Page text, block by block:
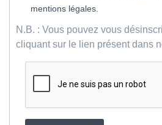
mentions légales.
N.B. : Vous pouvez vous
cliquant sur le lien présent dans